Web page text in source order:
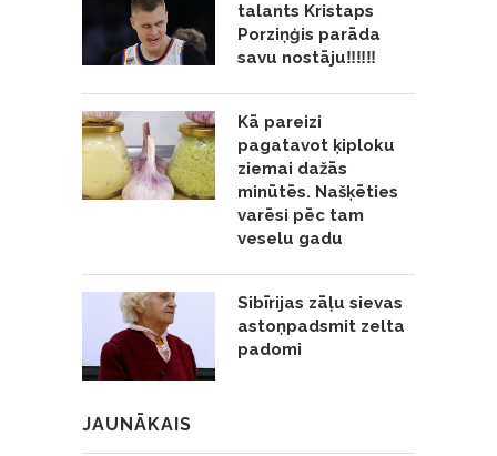
talants Kristaps
Porziņģis parāda
savu nostāju‼️‼️‼️
Kā pareizi
pagatavot ķiploku
ziemai dažās
minūtēs. Našķēties
varēsi pēc tam
veselu gadu
Sibīrijas zāļu sievas
astoņpadsmit zelta
padomi
JAUNĀKAIS